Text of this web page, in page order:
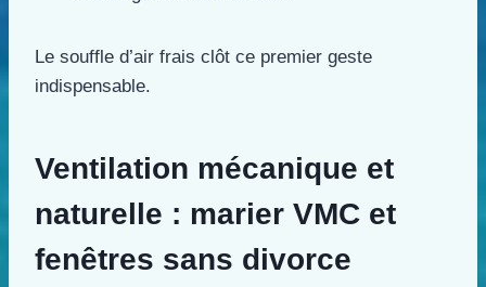
Le souffle d’air frais clôt ce premier geste
indispensable.
Ventilation mécanique et
naturelle : marier VMC et
fenêtres sans divorce